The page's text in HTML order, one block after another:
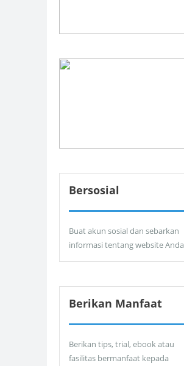
Bersosial
Buat akun sosial dan sebarkan
informasi tentang website Anda
Berikan Manfaat
Berikan tips, trial, ebook atau
fasilitas bermanfaat kepada